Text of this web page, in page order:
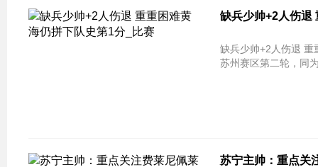
缺兵少帅+2人伤退
缺兵少帅+2人伤退 重重困难黄海仍
苏州赛区第二轮，同
苏宁主帅：重点关